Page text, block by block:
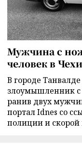
Мужчина с
человек в
В городе
злоумышленник
ранив двух
портал Idnes со
полиции и